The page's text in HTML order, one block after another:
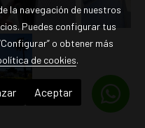
la navegación de nuestros
Puedes configurar tus
o obtener más
de cookies.
Aceptar